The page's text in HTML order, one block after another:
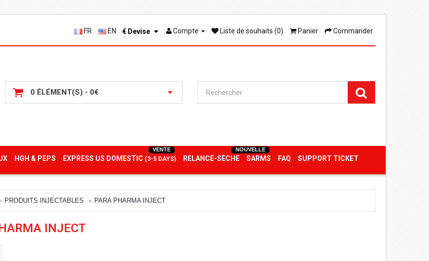
FR EN € Devise Compte Liste de souhaits (0) Panier Commander
0 ÉLÉMENT(S) - 0€
HGH & PEPS EXPRESS US DOMESTIC (3-5 DAYS)
VENTE
RELANCE-SÈCHE SARMS
NOUVELLE
FAQ SUPPORT TICKET
PRODUITS INJECTABLES PARA PHARMA INJECT
INJECT